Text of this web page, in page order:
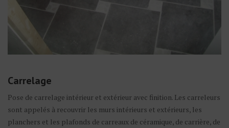
Carrelage
Pose de carrelage intérieur et extérieur avec finition. Les carreleurs
sont appelés à recouvrir les murs intérieurs et extérieurs, les
planchers et les plafonds de carreaux de céramique, de carrière, de